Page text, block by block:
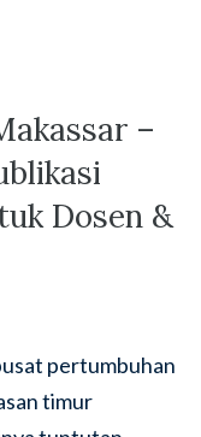
–
Dosen &
pertumbuhan
timur